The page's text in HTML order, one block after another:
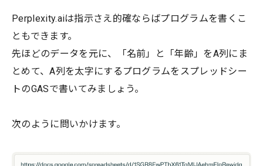
Perplexity.aiは指示さえ的確ならばプログラムを書くこ
ともできます。
先ほどのデータを元に、「名前」と「年齢」をA列にま
とめて、A列を太字にするプログラムをスプレッドシー
トのGASで書いてみましょう。
次のように問いかけます。